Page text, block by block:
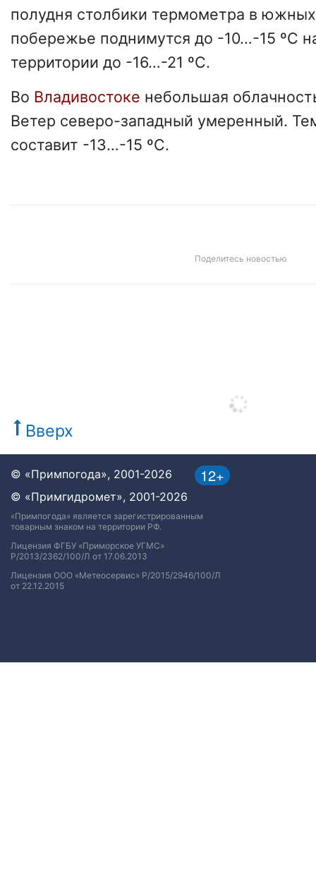
полудня столбики термометра в
побережье поднимутся до -10…-15 ºС
территории до -16…-21 ºС.
Во Владивостоке небольшая
Ветер северо-западный умеренный.
составит -13…-15 ºС.
Поделитесь новостью
Вверх
12+
© «Примпогода», 2001-2026
© «Примгидромет», 2001-2026
«Примпогода» является зарегистрированным
товарным знаком на территории РФ.
Лицензия ФГБУ «Приморское УГМС»
Р/2013/2362/100/Л от 17.06.2013
Лицензия ООО «Метеосервис» Р/2015/2946/100/Л
от 22.12.2015